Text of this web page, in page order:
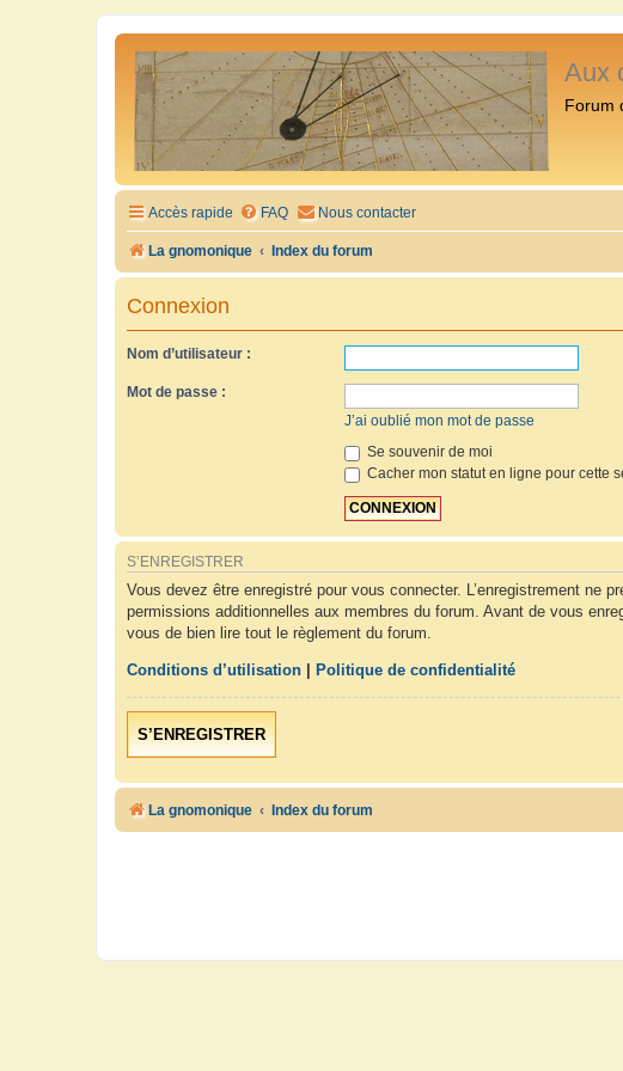
Aux
Forum
Accès rapide FAQ Nous contacter
La gnomonique Index du forum
Connexion
Nom d’utilisateur :
Mot de passe :
J’ai oublié mon mot de passe
Se souvenir de moi
Cacher mon statut en ligne pour cette
S’ENREGISTRER
Vous devez être enregistré pour vous connecter. L’enregistrement ne
permissions additionnelles aux membres du forum. Avant de vous
vous de bien lire tout le règlement du forum.
Conditions d’utilisation Politique de confidentialité
S’ENREGISTRER
La gnomonique Index du forum